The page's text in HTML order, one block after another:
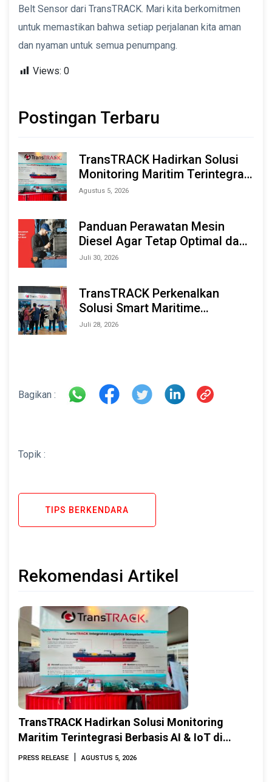
Belt Sensor dari TransTRACK. Mari kita berkomitmen
untuk memastikan bahwa setiap perjalanan kita aman
dan nyaman untuk semua penumpang.
Views: 0
Postingan Terbaru
TransTRACK Hadirkan Solusi
Monitoring Maritim Terintegrasi
Berbasis AI & IoT di Indonesia
Agustus 5, 2026
Panduan Perawatan Mesin
Diesel Agar Tetap Optimal dan
Tahan Lama
Juli 30, 2026
TransTRACK Perkenalkan
Solusi Smart Maritime
Monitoring Berbasis AI dan IoT
Juli 28, 2026
Bagikan :
Topik :
TIPS BERKENDARA
Rekomendasi Artikel
TransTRACK Hadirkan Solusi Monitoring
Maritim Terintegrasi Berbasis AI & IoT di
Indonesia Marine & Offshore Expo (IMOX)
PRESS RELEASE | AGUSTUS 5, 2026